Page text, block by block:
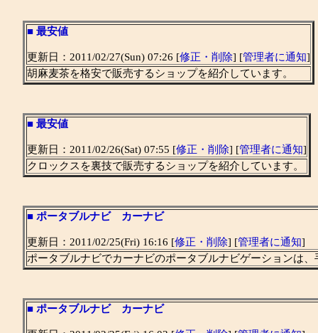
■ 最安値
更新日：2011/02/27(Sun) 07:26 [修正・削除] [管理者に通知]
胡麻麦茶を格安で販売するショップを紹介しています。
■ 最安値
更新日：2011/02/26(Sat) 07:55 [修正・削除] [管理者に通知]
クロックスを裏技で販売するショップを紹介しています。
■ ポータブルナビ カーナビ
更新日：2011/02/25(Fri) 16:16 [修正・削除] [管理者に通知]
ポータブルナビでカーナビのポータブルナビゲーションは
■ ポータブルナビ カーナビ